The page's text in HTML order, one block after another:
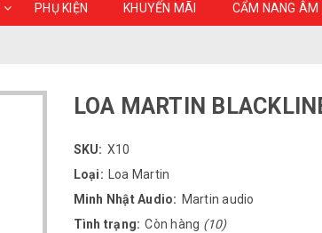
PHỤ KIỆN KHUYẾN MÃI CẨM NANG ÂM
LOA MARTIN
SKU: X10
Loại:
Loa Martin
Minh Nhật Audio: Martin audio
Tình trạng: Còn hàng (10)